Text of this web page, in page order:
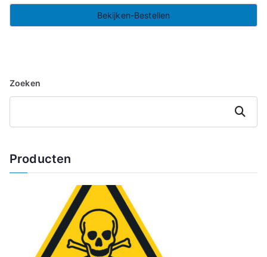
Bekijken-Bestellen
Zoeken
Zoeken
Producten